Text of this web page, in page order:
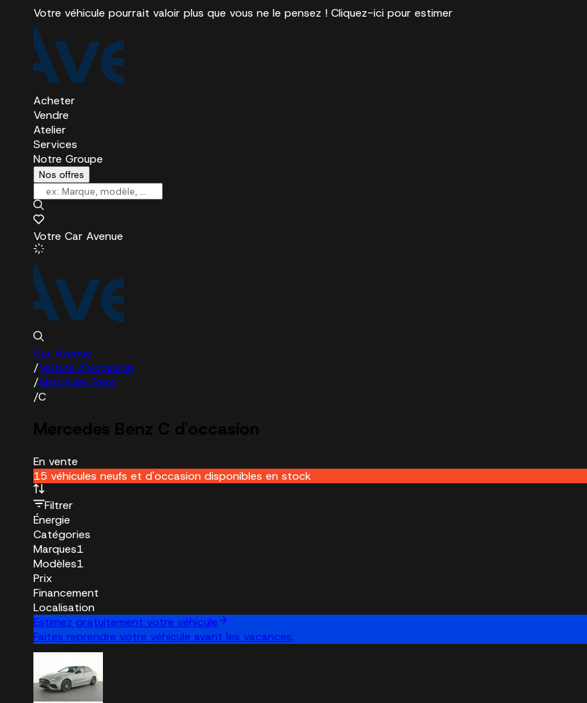
Votre véhicule pourrait valoir plus que vous ne le pensez ! Cliquez-ici pour estimer
Acheter
Vendre
Atelier
Services
Notre Groupe
Nos offres
Votre Car Avenue
Car Avenue
/Voiture d'occasion
/Mercedes Benz
/C
En vente
15 véhicules neufs et d'occasion disponibles en stock
Filtrer
Énergie
Catégories
Marques1
Modèles1
Prix
Financement
Localisation
Estimez gratuitement votre véhicule
Faites reprendre votre véhicule avant les vacances.